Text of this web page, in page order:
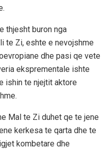
thjesht buron nga
te Zi, eshte e nevojshme
dhe pasi qe vete
eksprementale ishte
ishin te njejtit aktore
Mal te Zi duhet qe te jene
kerkesa te qarta dhe te
kombetare dhe